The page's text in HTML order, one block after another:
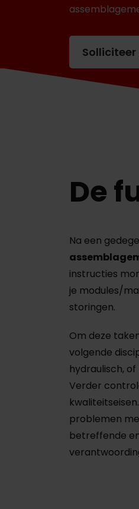
De
Na een
instructies
je modules/
storingen.
Om deze
volgende
hydraulisch,
Verder
problemen
betreffende